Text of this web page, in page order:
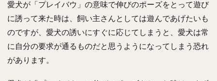
愛犬が「プレイバウ」の意味で伸びのポーズをとって遊び
に誘って来た時は、飼い主さんとしては遊んであげたいも
のですが、愛犬の誘いにすぐに応じてしまうと、愛犬は常
に自分の要求が通るものだと思うようになってしまう恐れ
があります。